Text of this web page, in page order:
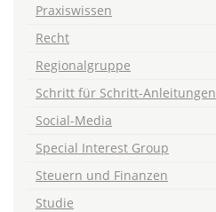
Praxiswissen
Recht
Regionalgruppe
Schritt für Schritt-Anleitungen
Social-Media
Special Interest Group
Steuern und Finanzen
Studie